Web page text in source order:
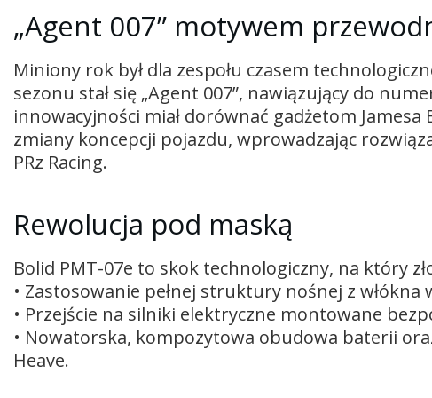
„Agent 007” motywem
Miniony rok był dla zespołu czasem
sezonu stał się „Agent 007”, nawiązujący do
innowacyjności miał dorównać gadżetom Jamesa
zmiany koncepcji pojazdu, wprowadzając
PRz Racing.
Rewolucja pod maską
Bolid PMT-07e to skok technologiczny, na który
• Zastosowanie pełnej struktury nośnej z włókna
• Przejście na silniki elektryczne montowane
• Nowatorska, kompozytowa obudowa baterii
Heave.